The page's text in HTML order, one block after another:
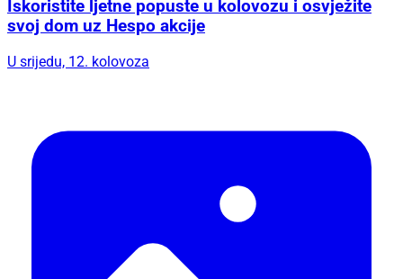
Iskoristite ljetne popuste u kolovozu i osvježite
svoj dom uz Hespo akcije
U srijedu, 12. kolovoza